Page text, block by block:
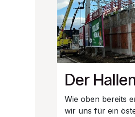
Der
Wie oben bereits
wir uns für ein